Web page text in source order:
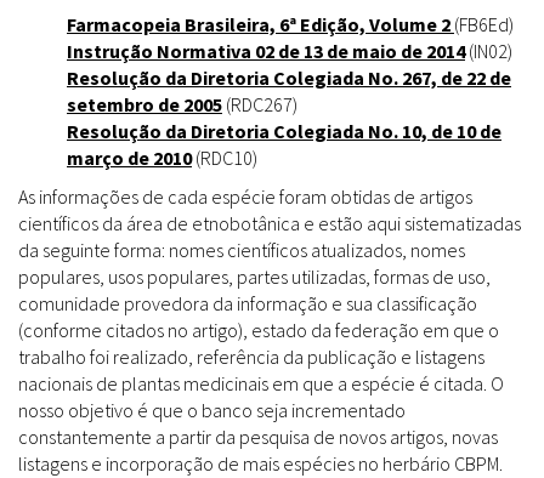
Farmacopeia Brasileira, 6ª Edição, Volume 2 (FB6Ed)
Instrução Normativa 02 de 13 de maio de 2014(IN02)
Resolução da Diretoria Colegiada No. 267, de 22 de
setembro de 2005 (RDC267)
Resolução da Diretoria Colegiada No. 10, de 10 de
março de 2010(RDC10)
As informações de cada espécie foram obtidas de artigos
científicos da área de etnobotânica e estão aqui sistematizadas
da seguinte forma: nomes científicos atualizados, nomes
populares, usos populares, partes utilizadas, formas de uso,
comunidade provedora da informação e sua classificação
(conforme citados no artigo), estado da federação em que o
trabalho foi realizado, referência da publicação e listagens
nacionais de plantas medicinais em que a espécie é citada. O
nosso objetivo é que o banco seja incrementado
constantemente a partir da pesquisa de novos artigos, novas
listagens e incorporação de mais espécies no herbário CBPM.